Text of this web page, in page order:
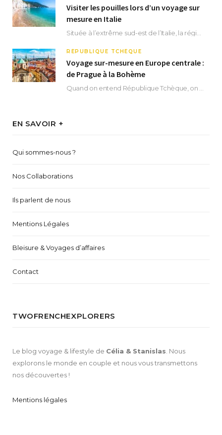
Visiter les pouilles lors d’un voyage sur
mesure en Italie
RÉPUBLIQUE TCHÈQUE
Voyage sur-mesure en Europe centrale :
de Prague à la Bohème
EN SAVOIR +
Qui sommes-nous ?
Nos Collaborations
Ils parlent de nous
Mentions Légales
Bleisure & Voyages d’affaires
Contact
TWOFRENCHEXPLORERS
Le blog voyage & lifestyle de Célia & Stanislas . Nous
explorons le monde en couple et nous vous transmettons
nos découvertes !
Mentions légales